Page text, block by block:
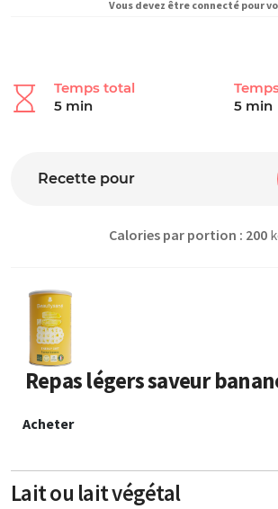
Vous devez être connecté pour
Temps total
5 min
5 min
Recette pour
Calories par portion : 200
Repas légers saveur
Acheter
Lait ou lait végétal